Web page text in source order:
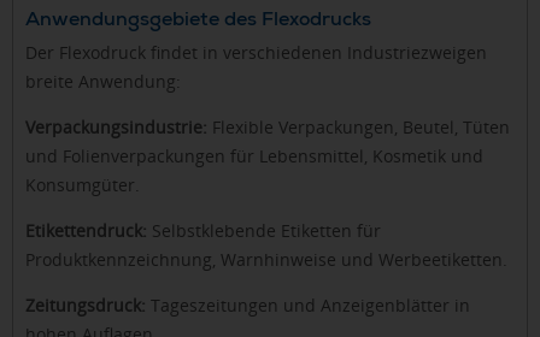
Anwendungsgebiete des Flexodrucks
Der Flexodruck findet in verschiedenen Industriezweigen
breite Anwendung:
Verpackungsindustrie: Flexible Verpackungen, Beutel, Tüten
und Folienverpackungen für Lebensmittel, Kosmetik und
Konsumgüter.
Etikettendruck: Selbstklebende Etiketten für
Produktkennzeichnung, Warnhinweise und Werbeetiketten.
Zeitungsdruck: Tageszeitungen und Anzeigenblätter in